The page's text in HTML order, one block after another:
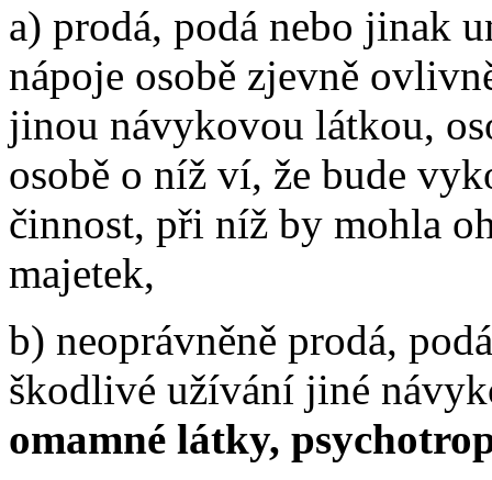
a) prodá, podá nebo jinak
nápoje osobě zjevně
jinou návykovou látkou,
osobě o níž ví, že bude
činnost, při níž by mohla
majetek,
b) neoprávněně prodá,
škodlivé užívání jiné
omamné látky,